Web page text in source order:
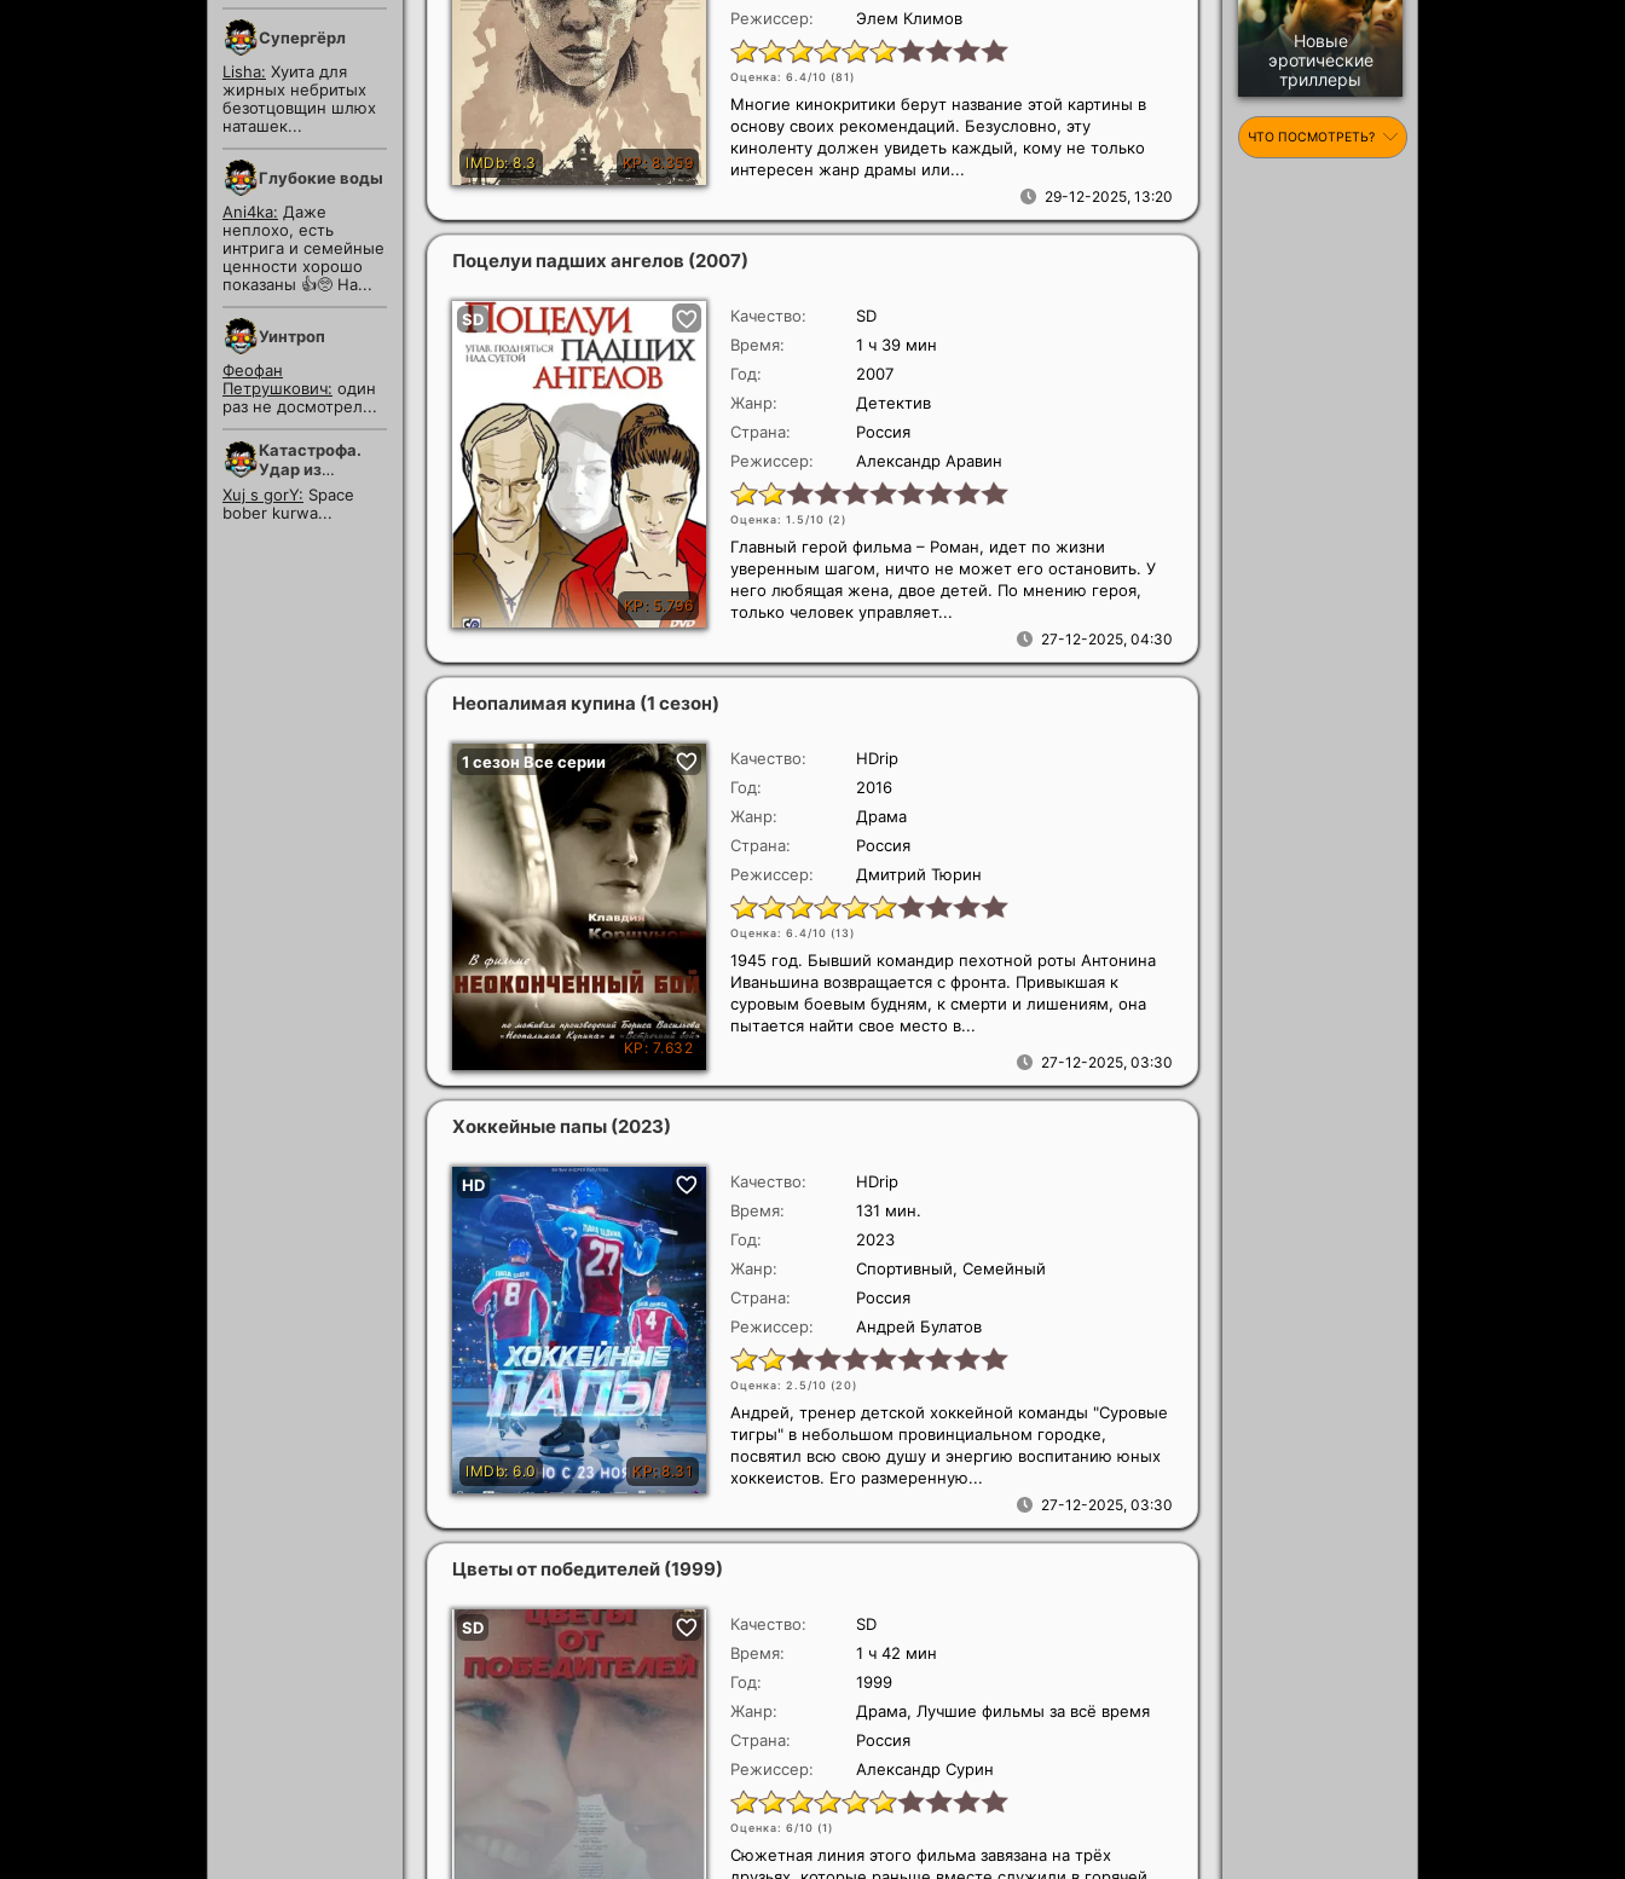
Режиссер:
Элем Климов
Оценка: 6.4/10 (81)
29-12-2025, 13:20
Многие кинокритики берут название этой картины в
основу своих рекомендаций. Безусловно, эту
киноленту должен увидеть каждый, кому не только
интересен жанр драмы или...
Поцелуи падших ангелов (2007)
Качество:
SD
Время:
1 ч 39 мин
Год:
2007
Жанр:
Детектив
Страна:
Россия
Режиссер:
Александр Аравин
Оценка: 1.5/10 (2)
27-12-2025, 04:30
Главный герой фильма – Роман, идет по жизни
уверенным шагом, ничто не может его остановить. У
него любящая жена, двое детей. По мнению героя,
только человек управляет...
Неопалимая купина (1 сезон)
Качество:
HDrip
Год:
2016
Жанр:
Драма
Страна:
Россия
Режиссер:
Дмитрий Тюрин
Оценка: 6.4/10 (13)
27-12-2025, 03:30
1945 год. Бывший командир пехотной роты Антонина
Иваньшина возвращается с фронта. Привыкшая к
суровым боевым будням, к смерти и лишениям, она
пытается найти свое место в...
Хоккейные папы (2023)
Качество:
HDrip
Время:
131 мин.
Год:
2023
Жанр:
Спортивный, Семейный
Страна:
Россия
Режиссер:
Андрей Булатов
Оценка: 2.5/10 (20)
27-12-2025, 03:30
Андрей, тренер детской хоккейной команды "Суровые
тигры" в небольшом провинциальном городке,
посвятил всю свою душу и энергию воспитанию юных
хоккеистов. Его размеренную...
Цветы от победителей (1999)
Качество:
SD
Время:
1 ч 42 мин
Год:
1999
Жанр:
Драма, Лучшие фильмы за всё время
Страна:
Россия
Режиссер:
Александр Сурин
Оценка: 6/10 (1)
Сюжетная линия этого фильма завязана на трёх
Супергёрл
Lisha: Хуита для
жирных небритых
безотцовщин шлюх
наташек...
Глубокие воды
Ani4ka: Даже
неплохо, есть
интрига и семейные
ценности хорошо
показаны 👍🥺 На...
Уинтроп
Феофан
Петрушкович: один
раз не досмотрел...
Катастрофа.
Удар из
космоса
Xuj s gorY: Space
bober kurwa...
Новые
эротические
триллеры
ЧТО ПОСМОТРЕТЬ?